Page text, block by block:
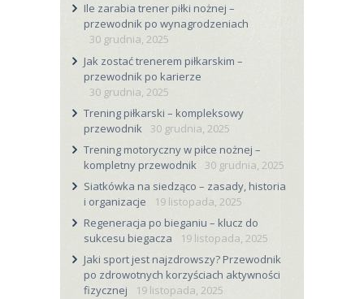
Ile zarabia trener piłki nożnej –
przewodnik po wynagrodzeniach
30 grudnia, 2025
Jak zostać trenerem piłkarskim –
przewodnik po karierze
30 grudnia, 2025
Trening piłkarski – kompleksowy
przewodnik
30 grudnia, 2025
Trening motoryczny w piłce nożnej –
kompletny przewodnik 30 grudnia, 2025
Siatkówka na siedząco – zasady, historia
i organizacje
19 listopada, 2025
Regeneracja po bieganiu – klucz do
sukcesu biegacza
19 listopada, 2025
Jaki sport jest najzdrowszy? Przewodnik
po zdrowotnych korzyściach aktywności
fizycznej
19 listopada, 2025